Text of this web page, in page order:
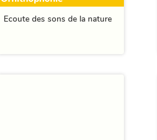
Ecoute des sons de la nature